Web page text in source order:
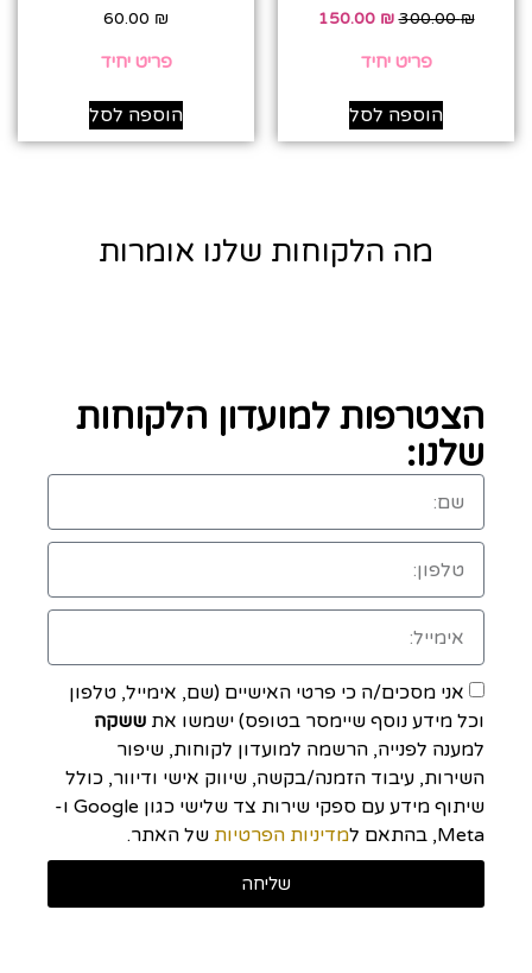
300.00₪
150.00 ₪
פריט יחיד
הוספה לסל
60.00 ₪
פריט יחיד
הוספה לסל
מה הלקוחות שלנו אומרות
הצטרפות למועדון הלקוחות
שלנו:
אני מסכים/ה כי פרטי האישיים (שם, אימייל, טלפון
וכל מידע נוסף שיימסר בטופס) ישמשו את ששקה
למענה לפנייה, הרשמה למועדון לקוחות, שיפור
השירות, עיבוד הזמנה/בקשה, שיווק אישי ודיוור, כולל
שיתוף מידע עם ספקי שירות צד שלישי כגון Google ו-
Meta, בהתאם ל
מדיניות הפרטיות של האתר.
שליחה